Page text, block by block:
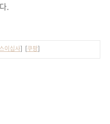
.
이십사] [쿠팡]